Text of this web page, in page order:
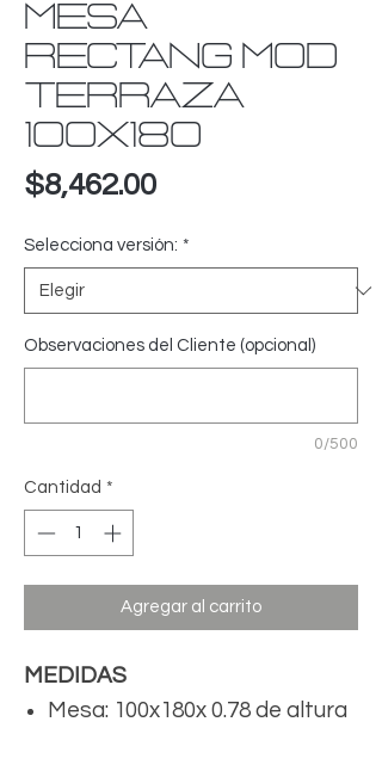
MESA
RECTANG MOD
TERRAZA
100x180
$8,462.00Precio
Selecciona versión: *
Observaciones del Cliente (opcional)
0/500
Cantidad *
Agregar al carrito
MEDIDAS
Mesa: 100x180x 0.78 de altura